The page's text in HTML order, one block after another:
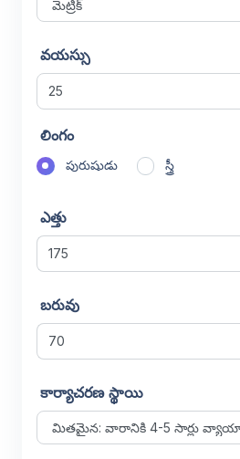
వయస్సు
లింగం
పురుషుడు స్త్రీ
ఎత్తు
బరువు
కార్యాచరణ స్థాయి